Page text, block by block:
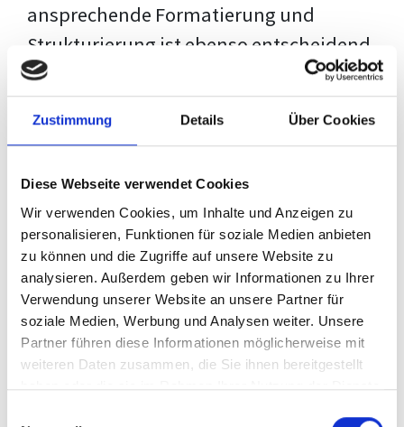
Zustimmung Details Über Cookies
Diese Webseite verwendet Cookies
Wir verwenden Cookies, um Inhalte und Anzeigen zu
personalisieren, Funktionen für soziale Medien anbieten
zu können und die Zugriffe auf unsere Website zu
analysieren. Außerdem geben wir Informationen zu Ihrer
Verwendung unserer Website an unsere Partner für
soziale Medien, Werbung und Analysen weiter. Unsere
Partner führen diese Informationen möglicherweise mit
weiteren Daten zusammen, die Sie ihnen bereitgestellt
haben oder die sie im Rahmen Ihrer Nutzung der Dienste
ansprechende Formatierung und
Strukturierung ist ebenso entscheidend
wie der Inhalt selbst. Jeder Prüfer hat
eigene Erwartungen, und unsere
Schulung ist so konzipiert, dass sie dir
deiner individuellen Vorlage zeigt,
anstatt eine Einheitslösung zu bieten.
Der Prozess des wissenschaftlichen
Schreibens kann ohne das richtige
Wissen eine große Herausforderung
darstellen. Jedoch, ausgestattet mit
denTechniken und Strategiendieses
Kurses, wird die Formatierung deiner